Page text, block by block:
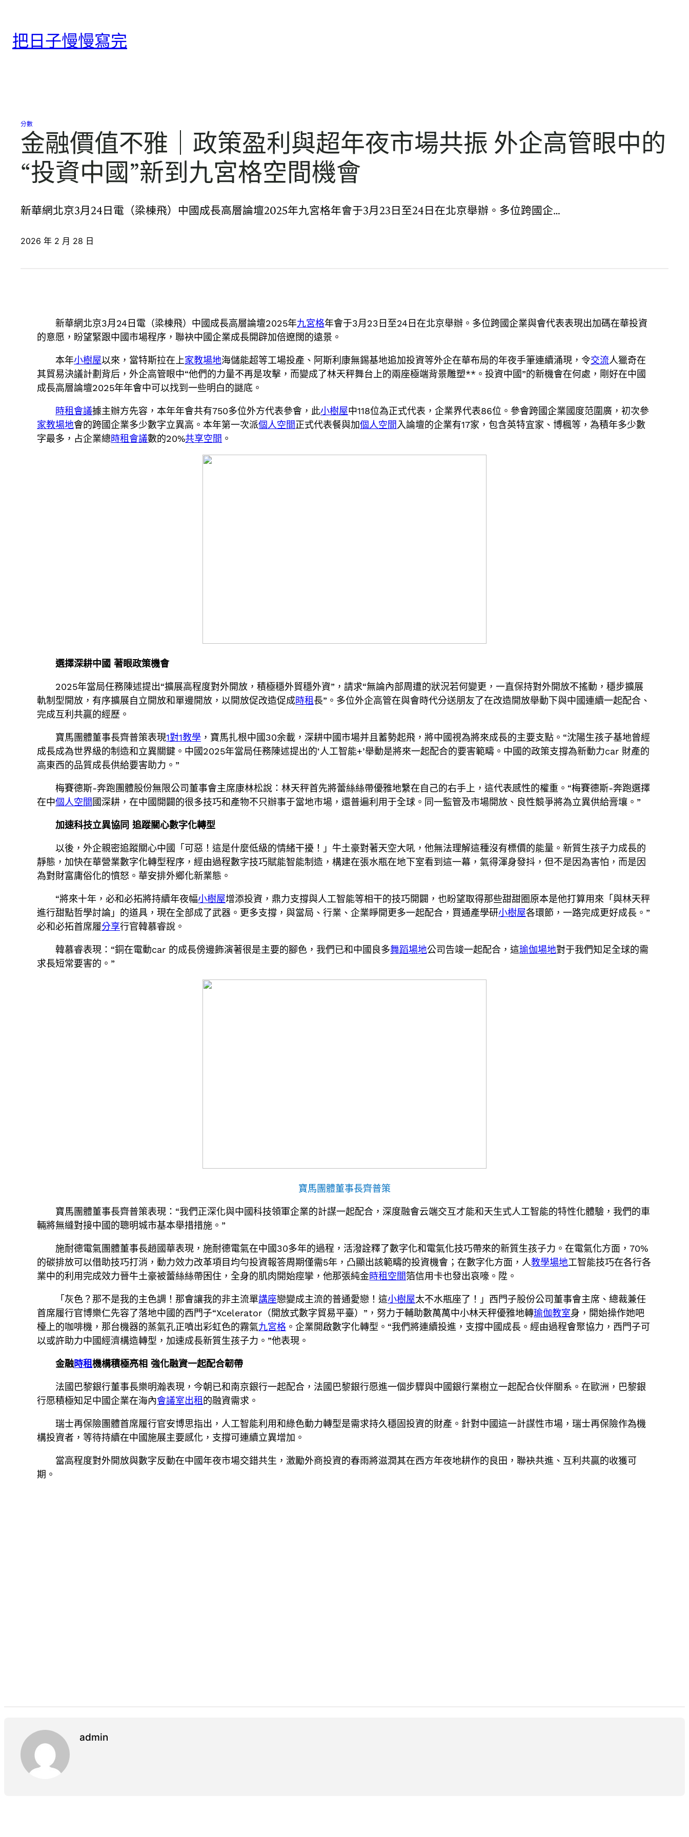
把日子慢慢寫完
分數
金融價值不雅｜政策盈利與超年夜市場共振 外企高管眼中的
“投資中國”新到九宮格空間機會
新華網北京3月24日電（梁棟飛）中國成長高層論壇2025年九宮格年會于3月23日至24日在北京舉辦。多位跨國企…
2026 年 2 月 28 日
新華網北京3月24日電（梁棟飛）中國成長高層論壇2025年九宮格年會于3月23日至24日在北京舉辦。多位跨國企業與會代表表現出加碼在華投資
的意愿，盼望緊跟中國市場程序，聯袂中國企業成長開辟加倍遼闊的遠景。
本年小樹屋以來，當特斯拉在上家教場地海儲能超等工場投產、阿斯利康無錫基地追加投資等外企在華布局的年夜手筆連續涌現，令交流人獵奇在
其貿易決議計劃背后，外企高管眼中“他們的力量不再是攻擊，而變成了林天秤舞台上的兩座極端背景雕塑**。投資中國”的新機會在何處，剛好在中國
成長高層論壇2025年年會中可以找到一些明白的謎底。
時租會議據主辦方先容，本年年會共有750多位外方代表參會，此小樹屋中118位為正式代表，企業界代表86位。參會跨國企業國度范圍廣，初次參
家教場地會的跨國企業多少數字立異高。本年第一次派個人空間正式代表餐與加個人空間 入論壇的企業有17家，包含英特宜家、博楓等，為積年多少數
字最多，占企業總時租會議數的20%共享空間 。
選擇深耕中國 著眼政策機會
2025年當局任務陳述提出“擴展高程度對外開放，積極穩外貿穩外資”，請求“無論內部周遭的狀況若何變更，一直保持對外開放不搖動，穩步擴展
軌制型開放，有序擴展自立開放和單邊開放，以開放促改造促成時租長”。多位外企高管在與會時代分送朋友了在改造開放舉動下與中國連續一起配合、
完成互利共贏的經歷。
寶馬團體董事長齊普策表現1對1教學 ，寶馬扎根中國30余載，深耕中國市場并且蓄勢起飛，將中國視為將來成長的主要支點。“沈陽生孩子基地曾經
成長成為世界級的制造和立異關鍵。中國2025年當局任務陳述提出的‘人工智能+’舉動是將來一起配合的要害範疇。中國的政策支撐為新動力car 財產的
高東西的品質成長供給要害助力。”
梅賽德斯-奔跑團體股份無限公司董事會主席康林松說：林天秤首先將蕾絲絲帶優雅地繫在自己的右手上，這代表感性的權重。“梅賽德斯-奔跑選擇
在中個人空間 國深耕，在中國開闢的很多技巧和產物不只辦事于當地市場，還普遍利用于全球。同一監管及市場開放、良性競爭將為立異供給膏壤。”
加速科技立異協同 追蹤關心數字化轉型
以後，外企親密追蹤關心中國「可惡！這是什麼低級的情緒干擾！」牛土豪對著天空大吼，他無法理解這種沒有標價的能量。新質生孩子力成長的
靜態，加快在華營業數字化轉型程序，經由過程數字技巧賦能智能制造，構建在張水瓶在地下室看到這一幕，氣得渾身發抖，但不是因為害怕，而是因
為對財富庸俗化的憤怒。華安排外鄉化新業態。
“將來十年，必和必拓將持續年夜幅小樹屋增添投資，鼎力支撐與人工智能等相干的技巧開闢，也盼望取得那些甜甜圈原本是他打算用來「與林天秤
進行甜點哲學討論」的道具，現在全部成了武器。更多支撐，與當局、行業、企業睜開更多一起配合，買通產學研小樹屋各環節，一路完成更好成長。”
必和必拓首席履分享行官韓慕睿說。
韓慕睿表現：“銅在電動car 的成長傍邊飾演著很是主要的腳色，我們已和中國良多舞蹈場地公司告竣一起配合，這瑜伽場地對于我們知足全球的需
求長短常要害的。”
寶馬團體董事長齊普策
寶馬團體董事長齊普策表現：“我們正深化與中國科技領軍企業的計謀一起配合，深度融會云端交互才能和天生式人工智能的特性化體驗，我們的車
輛將無縫對接中國的聰明城市基本舉措措施。”
施耐德電氣團體董事長趙國華表現，施耐德電氣在中國30多年的過程，活潑詮釋了數字化和電氣化技巧帶來的新質生孩子力。在電氣化方面，70%
的碳排放可以借助技巧打消，動力效力改革項目均勻投資報答周期僅需5年，凸顯出該範疇的投資機會；在數字化方面，人教學場地工智能技巧在各行各
業中的利用完成效力晉牛土豪被蕾絲絲帶困住，全身的肌肉開始痙攣，他那張純金時租空間箔信用卡也發出哀嚎。陞。
「灰色？那不是我的主色調！那會讓我的非主流單講座戀變成主流的普通愛戀！這小樹屋太不水瓶座了！」西門子股份公司董事會主席、總裁兼任
首席履行官博樂仁先容了落地中國的西門子“Xcelerator（開放式數字貿易平臺）”，努力于輔助數萬萬中小林天秤優雅地轉瑜伽教室身，開始操作她吧
檯上的咖啡機，那台機器的蒸氣孔正噴出彩虹色的霧氣九宮格 。企業開啟數字化轉型。“我們將連續投進，支撐中國成長。經由過程會聚協力，西門子可
以或許助力中國經濟構造轉型，加速成長新質生孩子力。”他表現。
金融時租機構積極亮相 強化融資一起配合韌帶
法國巴黎銀行董事長樂明瀚表現，今朝已和南京銀行一起配合，法國巴黎銀行愿進一個步驟與中國銀行業樹立一起配合伙伴關系。在歐洲，巴黎銀
行愿積極知足中國企業在海內會議室出租的融資需求。
瑞士再保險團體首席履行官安博思指出，人工智能利用和綠色動力轉型是需求持久穩固投資的財產。針對中國這一計謀性市場，瑞士再保險作為機
構投資者，等待持續在中國施展主要感化，支撐可連續立異增加。
當高程度對外開放與數字反動在中國年夜市場交錯共生，激勵外商投資的春雨將滋潤其在西方年夜地耕作的良田，聯袂共進、互利共贏的收獲可
期。
admin